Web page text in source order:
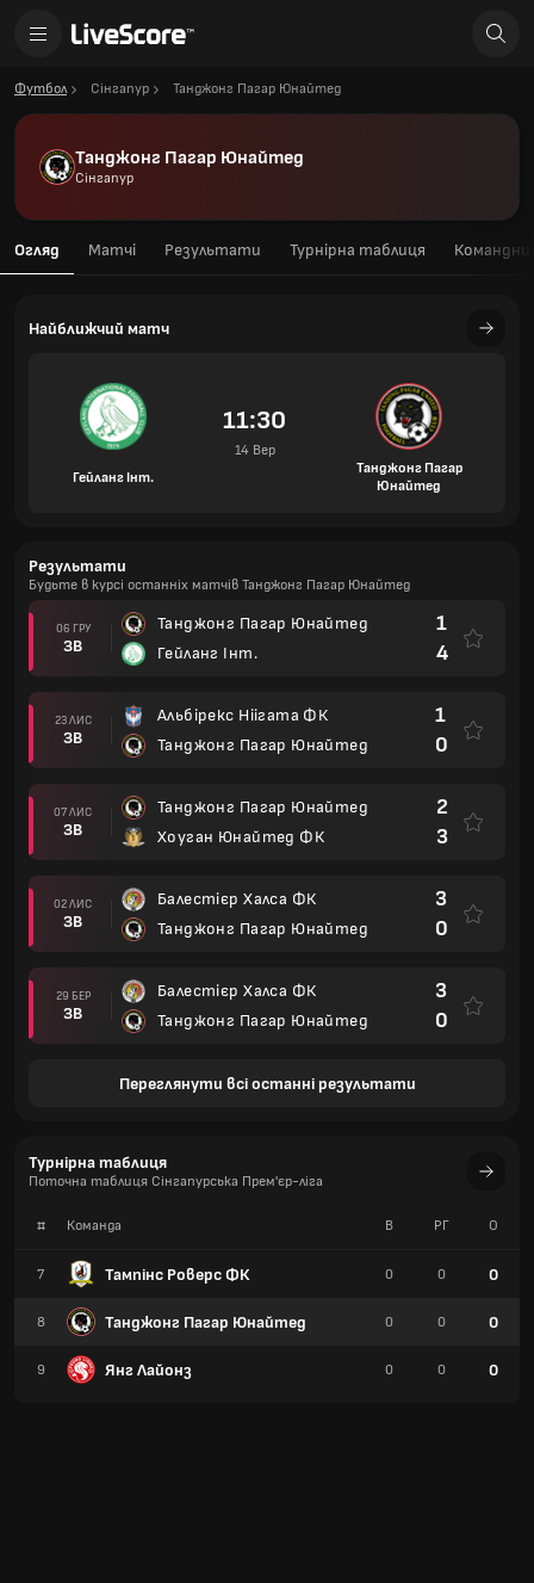
Футбол Сінгапур Танджонг Пагар Юнайтед
Танджонг Пагар Юнайтед
Сінгапур
Огляд Матчі Результати Турнірна таблиця
Найближчий матч
Гейланг Інт.
11:30
14 Вер
Танджонг Пагар
Юнайтед
Результати
Будьте в курсі останніх матчів Танджонг Пагар Юнайтед
06 ГРУ
ЗВ
Танджонг Пагар Юнайтед
Гейланг Інт.
1
4
23 ЛИС
ЗВ
Альбірекс Ніігата ФК
Танджонг Пагар Юнайтед
1
0
07 ЛИС
ЗВ
Танджонг Пагар Юнайтед
Хоуган Юнайтед ФК
2
3
02 ЛИС
ЗВ
Балестієр Халса ФК
Танджонг Пагар Юнайтед
3
0
29 БЕР
ЗВ
Балестієр Халса ФК
Танджонг Пагар Юнайтед
3
0
Переглянути всі останні результати
Турнірна таблиця
Поточна таблиця Сінгапурська Прем'єр-ліга
# Команда
7 Тампінс Роверc ФК
8 Танджонг Пагар Юнайтед
9 Янг Лайонз
В РГ О
0 0 0
0 0 0
0 0 0